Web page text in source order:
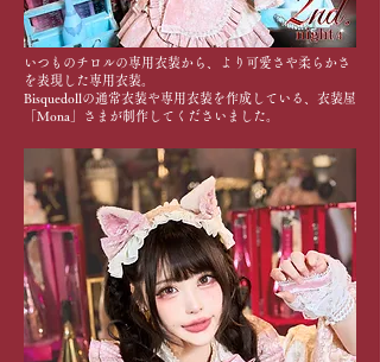
いつものチロルの専用衣装から、より可愛さや柔らかさ
を表現した専用衣装。
Bisquedollの通常衣装や専用衣装を作成している、​衣装屋
「Mona」さまが制作してくださいました。